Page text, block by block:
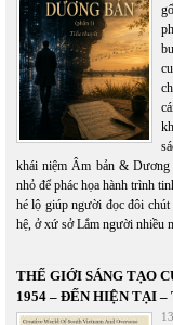
khái niệm Âm bản & Dương
nhỏ để phác họa hành trình
hé lộ giúp người đọc đôi
hệ, ở xứ sở Lắm người nhiều
THẾ GIỚI SÁNG TẠO
1954 – ĐẾN HIỆN TẠI –